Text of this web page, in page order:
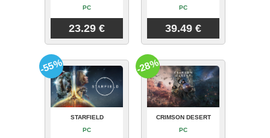
PC
23.29 €
PC
39.49 €
STARFIELD
PC
-55%
CRIMSON DESERT
PC
-28%